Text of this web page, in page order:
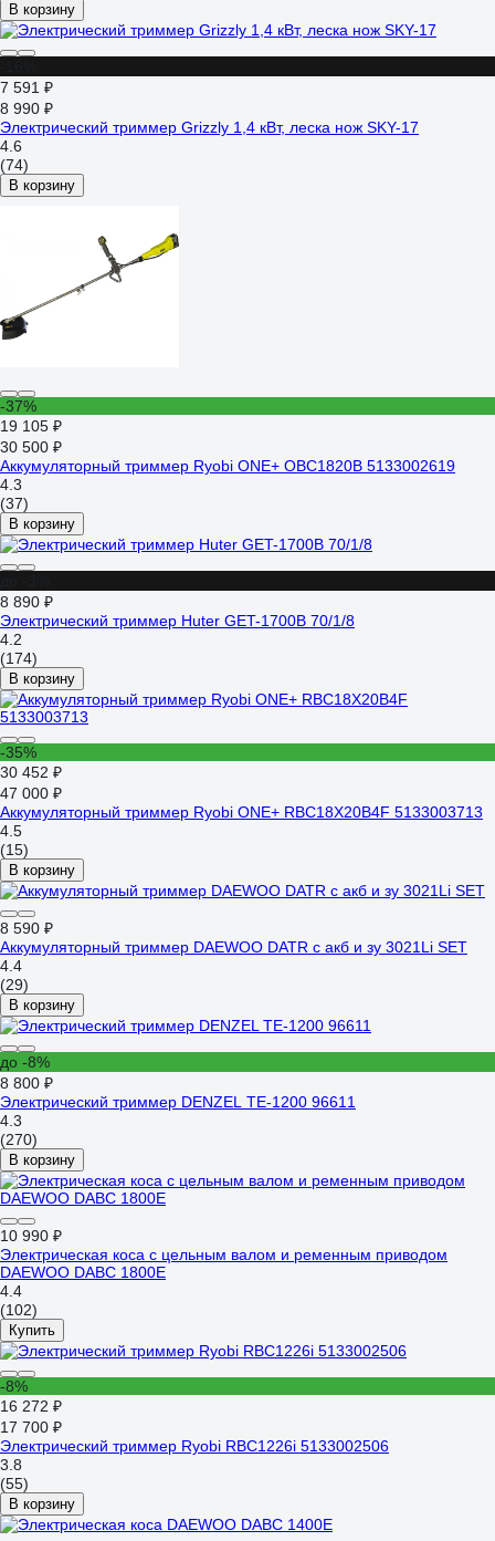
В корзину
7 591 ₽
8 990 ₽
Электрический триммер Grizzly 1,4 кВт, леска нож SKY-17
4.6
(74)
В корзину
-37%
19 105 ₽
30 500 ₽
Аккумуляторный триммер Ryobi ONE+ OBC1820B 5133002619
4.3
(37)
В корзину
8 890 ₽
Электрический триммер Huter GET-1700B 70/1/8
4.2
(174)
В корзину
-35%
30 452 ₽
47 000 ₽
Аккумуляторный триммер Ryobi ONE+ RBC18X20B4F 5133003713
4.5
(15)
В корзину
8 590 ₽
Аккумуляторный триммер DAEWOO DATR с акб и зу 3021Li SET
4.4
(29)
В корзину
до -8%
8 800 ₽
Электрический триммер DENZEL TE-1200 96611
4.3
(270)
В корзину
10 990 ₽
Электрическая коса с цельным валом и ременным приводом
DAEWOO DABC 1800E
4.4
(102)
Купить
-8%
16 272 ₽
17 700 ₽
Электрический триммер Ryobi RBC1226i 5133002506
3.8
(55)
В корзину